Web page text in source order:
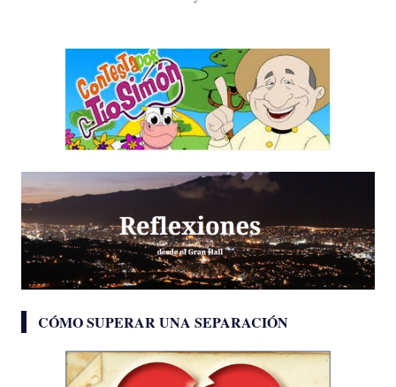
CÓMO SUPERAR UNA SEPARACIÓN